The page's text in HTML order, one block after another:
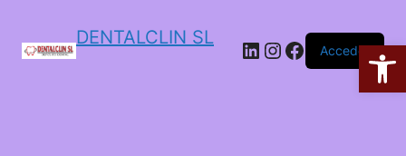
DENTALCLIN SL
Acceder